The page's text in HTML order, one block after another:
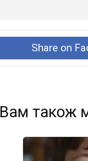
Share on
Вам також